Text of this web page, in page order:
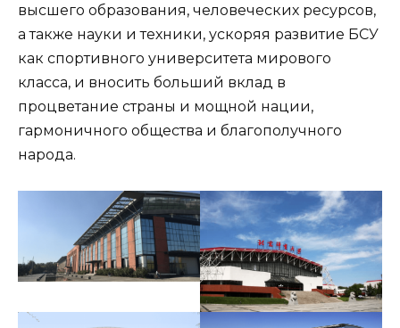
высшего образования, человеческих ресурсов,
а также науки и техники, ускоряя развитие БСУ
как спортивного университета мирового
класса, и вносить больший вклад в
процветание страны и мощной нации,
гармоничного общества и благополучного
народа.